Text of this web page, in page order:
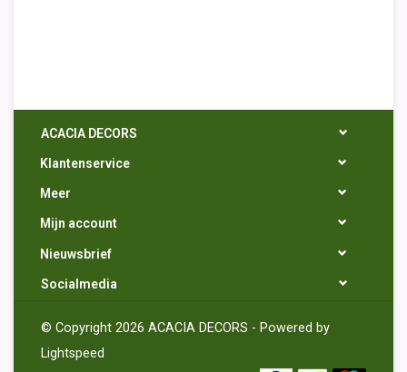
ACACIA DECORS
Klantenservice
Meer
Mijn account
Nieuwsbrief
Socialmedia
© Copyright 2026 ACACIA DECORS - Powered by
Lightspeed